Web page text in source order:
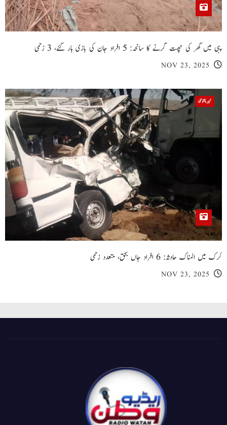
پبی میں گھر کی چھت گرنے کا سانحہ: 5 افراد جان کی بازی ہار گئے، 3 زخمی
NOV 23, 2025
خیبر پختونخوا
کرک میں المناک حادثہ: 6 افراد جاں بحق، متعدد زخمی
NOV 23, 2025